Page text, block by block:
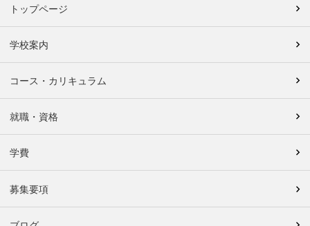
トップページ
学校案内
コース・カリキュラム
就職・資格
学費
募集要項